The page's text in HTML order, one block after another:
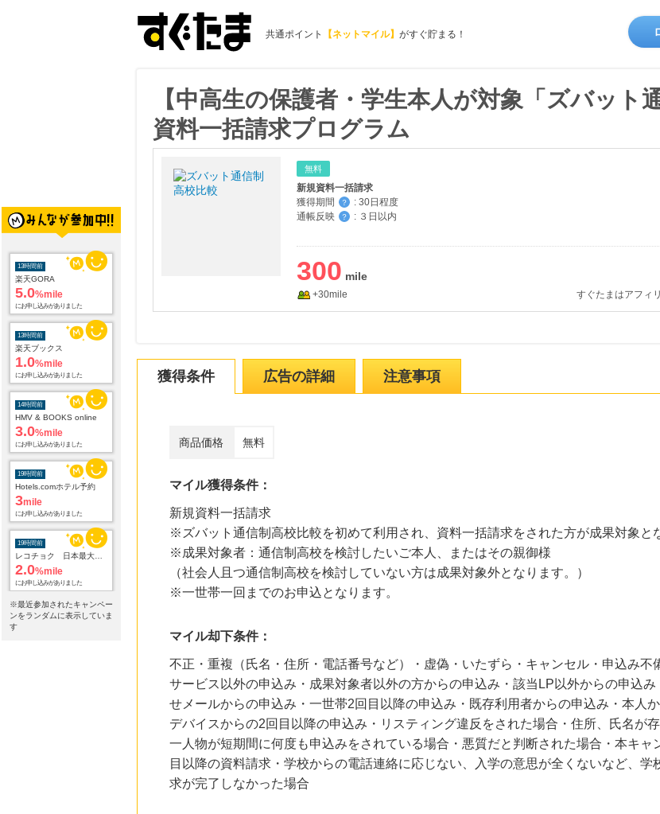
共通ポイント 【ネットマイル】 がすぐ貯まる！
13時間前
5.0%mile
にお申し込みがありました
13時間前
楽天ブックス
1.0%mile
にお申し込みがありました
14時間前
HMV & BOOKS online
3.0%mile
にお申し込みがありました
19時間前
Hotels.comホテル予約
3mile
にお申し込みがありました
19時間前
2.0%mile
にお申し込みがありました
19時間前
960 mile
にお申し込みがありました
※最近参加されたキャンペー
ンをランダムに表示していま
す
【中高生の保護者・学生本人が対象「ズバット
資料一括請求プログラム
無料
新規資料一括請求
獲得期間
？ : 30日程度
通帳反映
？ : ３日以内
300
+30mile すぐたまはアフィ
獲得条件 広告の詳細 注意事項
商品価格 無料
マイル獲得条件：
新規資料一括請求
※ズバット通信制高校比較を初めて利用され、資料一括請求をされた方が成果対象と
※成果対象者：通信制高校を検討したいご本人、またはその親御様
（社会人且つ通信制高校を検討していない方は成果対象外となります。）
※一世帯一回までのお申込となります。
マイル却下条件：
不正・重複（氏名・住所・電話番号など）・虚偽・いたずら・キャンセル・申込み不
サービス以外の申込み・成果対象者以外の方からの申込み・該当LP以外からの申込
せメールからの申込み・一世帯2回目以降の申込み・既存利用者からの申込み・本人
デバイスからの2回目以降の申込み・リスティング違反をされた場合・住所、氏名が
一人物が短期間に何度も申込みをされている場合・悪質だと判断された場合・本キャ
目以降の資料請求・学校からの電話連絡に応じない、入学の意思が全くないなど、
求が完了しなかった場合